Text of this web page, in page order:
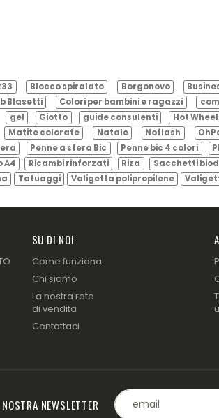
Blocco spiralato Borgonovo
Blasetti Colori per bambini e ragazzi
gel Giotto guide consulenti Hot
Matite colorate Natale Noflash
Penne a sfera Bic Penne bic 4 colori
A4 Ricambi rinforzati Riza Sacchetti
Tatuaggi Valigetta polipropilene
SU DI NOI
Come funziona
Chi siamo
La nostra rete
di vendita
Contattaci
NEWSLETTER